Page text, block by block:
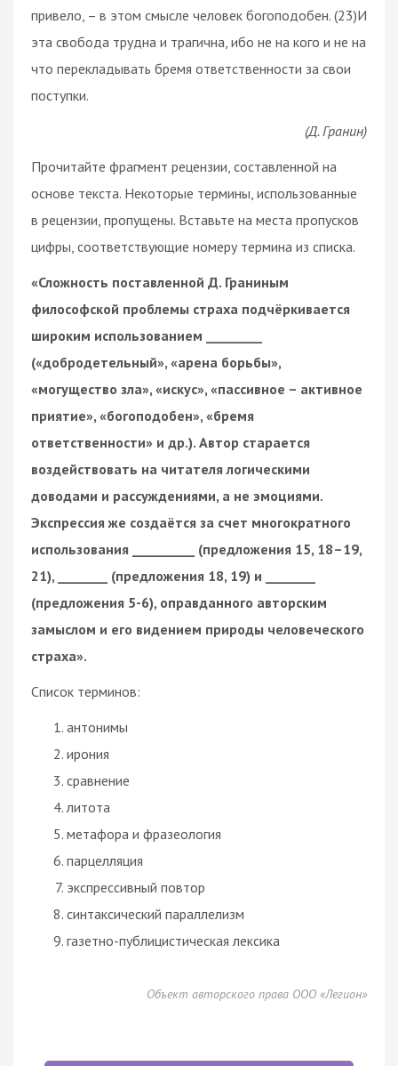
привело, – в этом смысле человек богоподобен. (23)И
эта свобода трудна и трагична, ибо не на кого и не на
что перекладывать бремя ответственности за свои
поступки.
(Д. Гранин)
Прочитайте фрагмент рецензии, составленной на
основе текста. Некоторые термины, использованные
в рецензии, пропущены. Вставьте на места пропусков
цифры, соответствующие номеру термина из списка.
«Сложность поставленной Д. Граниным
философской проблемы страха подчёркивается
широким использованием _________
(«добродетельный», «арена борьбы»,
«могущество зла», «искус», «пассивное – активное
приятие», «богоподобен», «бремя
ответственности» и др.). Автор старается
воздействовать на читателя логическими
доводами и рассуждениями, а не эмоциями.
Экспрессияже создаётся за счет многократного
использования __________ (предложения 15, 18–19,
21), ________ (предложения 18, 19) и ________
(предложения 5-6), оправданного авторским
замыслом и его видением природы человеческого
страха».
Список терминов:
антонимы
ирония
сравнение
литота
метафора и фразеология
парцелляция
экспрессивный повтор
синтаксический параллелизм
газетно-публицистическая лексика
Объект авторского права ООО «Легион»